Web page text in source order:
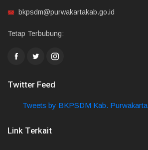
bkpsdm@purwakartakab.go.id
Tetap Terbubung:
Twitter Feed
Tweets by BKPSDM Kab. Purwakarta
Link Terkait